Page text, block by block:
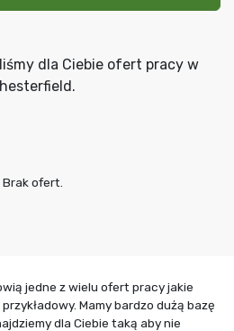
dla Ciebie ofert pracy w
Brak ofert.
jedne z wielu ofert pracy jakie
Mamy bardzo dużą bazę
dla Ciebie taką aby nie